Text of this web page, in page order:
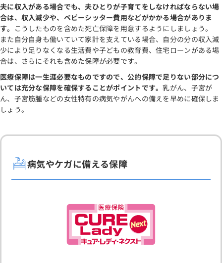
夫に収入がある場合でも、夫ひとりが子育てをしなければならない場
合は、収入減少や、ベビーシッター費用などがかかる場合がありま
す。 こうしたものを含めた死亡保障を用意するようにしましょう。
また自分自身も働いていて家計を支えている場合、自分の分の収入減
少により足りなくなる生活費や子どもの教育費、住宅ローンがある場
合は、さらにそれも含めた保障が必要です。
医療保障は一生涯必要なものですので、公的保障で足りない部分につ
いては充分な保障を確保することがポイントです。乳がん、子宮が
ん、子宮筋腫などの女性特有の病気やがんへの備えを早めに確保しま
しょう。
病気やケガに備える保障